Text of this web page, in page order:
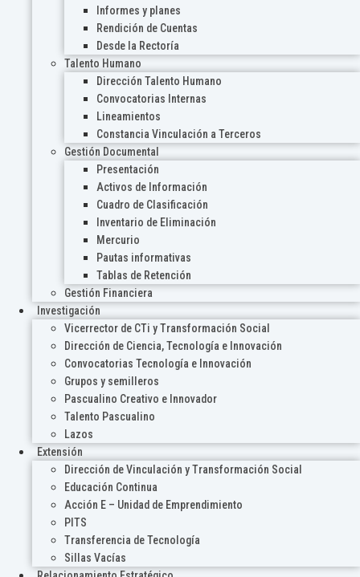
Informes y planes
Rendición de Cuentas
Desde la Rectoría
Talento Humano
Dirección Talento Humano
Convocatorias Internas
Lineamientos
Constancia Vinculación a Terceros
Gestión Documental
Presentación
Activos de Información
Cuadro de Clasificación
Inventario de Eliminación
Mercurio
Pautas informativas
Tablas de Retención
Gestión Financiera
Investigación
Vicerrector de CTi y Transformación Social
Dirección de Ciencia, Tecnología e Innovación
Convocatorias Tecnología e Innovación
Grupos y semilleros
Pascualino Creativo e Innovador
Talento Pascualino
Lazos
Extensión
Dirección de Vinculación y Transformación Social
Educación Continua
Acción E – Unidad de Emprendimiento
PITS
Transferencia de Tecnología
Sillas Vacías